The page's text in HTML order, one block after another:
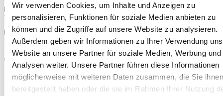
Wir verwenden Cookies, um Inhalte und Anzeigen zu
personalisieren, Funktionen für soziale Medien anbieten zu
können und die Zugriffe auf unsere Website zu analysieren.
Außerdem geben wir Informationen zu Ihrer Verwendung
Website an unsere Partner für soziale Medien, Werbung und
Analysen weiter. Unsere Partner führen diese Informationen
möglicherweise mit weiteren Daten zusammen, die Sie ihnen
bereitgestellt haben oder die sie im Rahmen Ihrer Nutzung
Tallas
Instrucciones de uso
También le podría interesar